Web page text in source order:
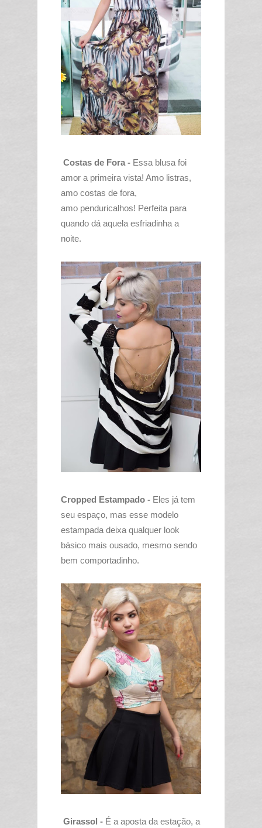
Costas de Fora - Essa blusa foi
amor a primeira vista! Amo listras,
amo costas de fora,
amo penduricalhos! Perfeita para
quando dá aquela esfriadinha a
noite.
Cropped Estampado - Eles já tem
seu espaço, mas esse modelo
estampada deixa qualquer look
básico mais ousado, mesmo sendo
bem comportadinho.
Girassol - É a aposta da estação, a